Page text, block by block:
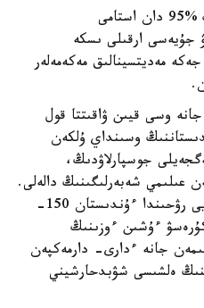
سونىمەن قاتار ۆاكسينا سالۋدىڭ %95 دان استامى
جۇيەسى ارقىلى ىسكە
مەديتسينالىق مەكەمەلەر
وسى قيىن ۋاقىتتا قول
وسىنداي ۇلكەن
جوسپارلاۋدىڭ،
عىلىمي شەبەرلىگىنىڭ دالەلى.
ۆاسۋدحايۆا كۋتۋمباكامنىڭ شىنايى رۋحىندا ءۇندىستان 150-
ءۇشىن ءوزىنىڭ
جانە ءدارى- دارمەكپەن
ەلشىسى شۋبدحارشيني